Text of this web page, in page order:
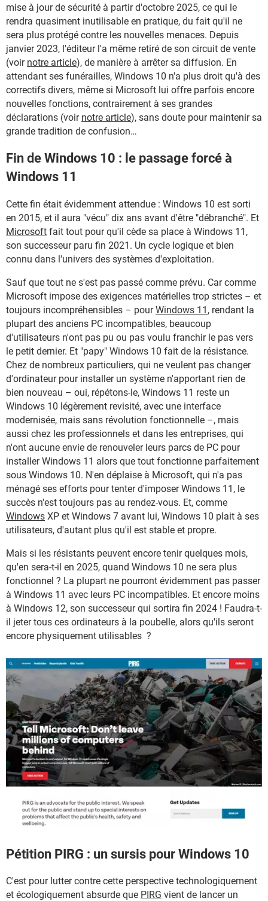
mise à jour de sécurité à partir d'octobre 2025, ce qui le
rendra quasiment inutilisable en pratique, du fait qu'il ne
sera plus protégé contre les nouvelles menaces. Depuis
janvier 2023, l'éditeur l'a même retiré de son circuit de vente
(voir notre article), de manière à arrêter sa diffusion. En
attendant ses funérailles, Windows 10 n'a plus droit qu'à des
correctifs divers, même si Microsoft lui offre parfois encore
nouvelles fonctions, contrairement à ses grandes
déclarations (voir notre article), sans doute pour maintenir sa
grande tradition de confusion…
Fin de Windows 10 : le passage forcé à
Windows 11
Cette fin était évidemment attendue : Windows 10 est sorti
en 2015, et il aura "vécu" dix ans avant d'être "débranché". Et
Microsoft fait tout pour qu'il cède sa place à Windows 11,
son successeur paru fin 2021. Un cycle logique et bien
connu dans l'univers des systèmes d'exploitation.
Sauf que tout ne s'est pas passé comme prévu. Car comme
Microsoft impose des exigences matérielles trop strictes – et
toujours incompréhensibles – pourWindows 11 , rendant la
plupart des anciens PC incompatibles, beaucoup
d'utilisateurs n'ont pas pu ou pas voulu franchir le pas vers
le petit dernier. Et "papy" Windows 10 fait de la résistance.
Chez de nombreux particuliers, qui ne veulent pas changer
d'ordinateur pour installer un système n'apportant rien de
bien nouveau – oui, répétons-le, Windows 11 reste un
Windows 10 légèrement revisité, avec une interface
modernisée, mais sans révolution fonctionnelle –, mais
aussi chez les professionnels et dans les entreprises, qui
n'ont aucune envie de renouveler leurs parcs de PC pour
installer Windows 11 alors que tout fonctionne parfaitement
sous Windows 10. N'en déplaise à Microsoft, qui n'a pas
ménagé ses efforts pour tenter d'imposer Windows 11, le
succès n'est toujours pas au rendez-vous. Et, comme
Windows XP et Windows 7 avant lui, Windows 10 plait à ses
utilisateurs, d'autant plus qu'il est stable et propre.
Mais si les résistants peuvent encore tenir quelques mois,
qu'en sera-t-il en 2025, quand Windows 10 ne sera plus
fonctionnel ? La plupart ne pourront évidemment pas passer
à Windows 11 avec leurs PC incompatibles. Et encore moins
à Windows 12, son successeur qui sortira fin 2024 ! Faudra-t-
il jeter tous ces ordinateurs à la poubelle, alors qu'ils seront
encore physiquement utilisables ?
Pétition PIRG : un sursis pour Windows 10
C'est pour lutter contre cette perspective technologiquement
et écologiquement absurde que PIRG vient de lancer un